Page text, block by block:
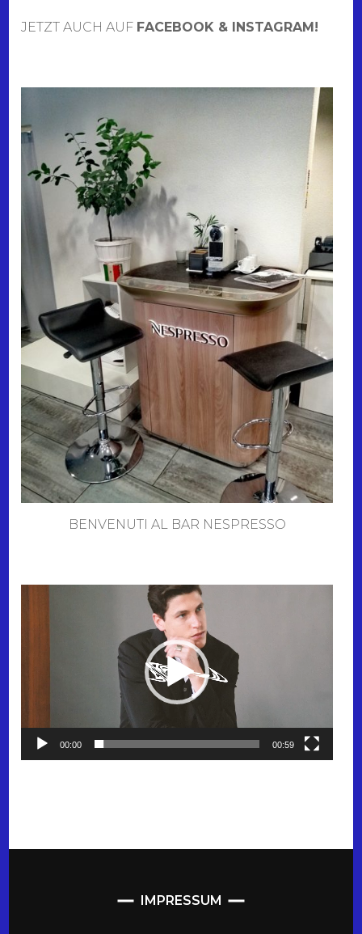
JETZT AUCH AUF FACEBOOK & INSTAGRAM!
BENVENUTI AL BAR NESPRESSO
00:00 00:59
IMPRESSUM